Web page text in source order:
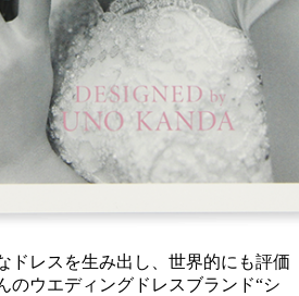
ドレスを生み出し、世界的にも評価
のウエディングドレスブランド“シ